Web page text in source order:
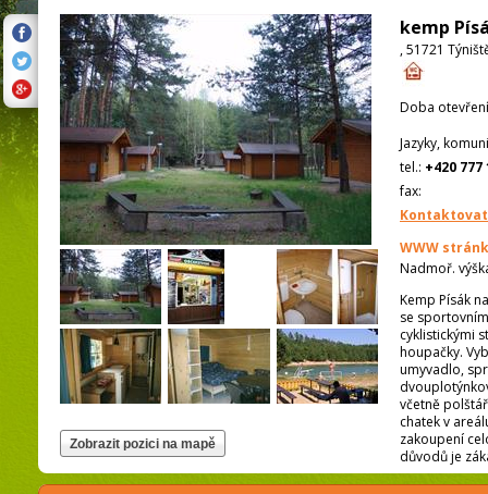
kemp
, 51721
Doba
Jazyky,
tel.: +420 777
fax:
WWW
Nadmoř.
Kemp Písák
se
cyklistickými
houpačky.
umyvadlo,
včetně
chatek v
zakoupení
důvodů je